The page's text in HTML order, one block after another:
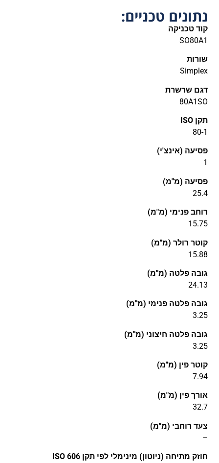
נתונים טכניים:
קוד טכניקה
SO80A1
שורות
Simplex
דגם שרשרת
80A1SO
תקן ISO
80-1
פסיעה (אינצ'י)
1
פסיעה (מ"מ)
25.4
רוחב פנימי (מ"מ)
15.75
קוטר רולר (מ"מ)
15.88
גובה פלטה (מ"מ)
24.13
גובה פלטה פנימי (מ"מ)
3.25
גובה פלטה חיצוני (מ"מ)
3.25
קוטר פין (מ"מ)
7.94
אורך פין (מ"מ)
32.7
צעד רוחבי (מ"מ)
–
חוזק מתיחה (ניוטון) מינימלי לפי תקן ISO 606